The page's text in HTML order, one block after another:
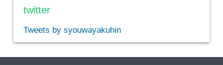
twitter
Tweets by syouwayakuhin